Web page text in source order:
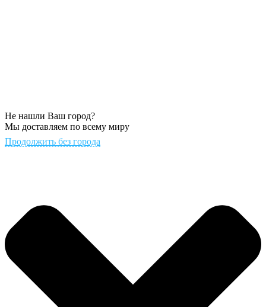
Не нашли Ваш город?
Мы доставляем по всему миру
Продолжить без города